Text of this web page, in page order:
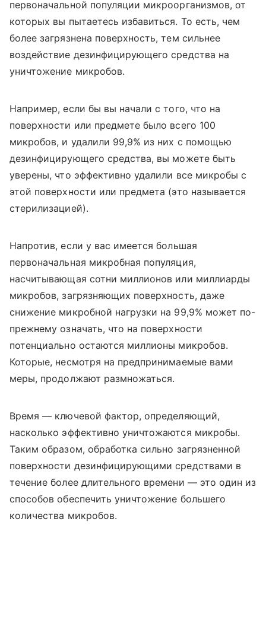
первоначальной популяции микроорганизмов, от
которых вы пытаетесь избавиться. То есть, чем
более загрязнена поверхность, тем сильнее
воздействие дезинфицирующего средства на
уничтожение микробов.
Например, если бы вы начали с того, что на
поверхности или предмете было всего 100
микробов, и удалили 99,9% из них с помощью
дезинфицирующего средства, вы можете быть
уверены, что эффективно удалили все микробы с
этой поверхности или предмета (это называется
стерилизацией).
Напротив, если у вас имеется большая
первоначальная микробная популяция,
насчитывающая сотни миллионов или миллиарды
микробов, загрязняющих поверхность, даже
снижение микробной нагрузки на 99,9% может по-
прежнему означать, что на поверхности
потенциально остаются миллионы микробов.
Которые, несмотря на предпринимаемые вами
меры, продолжают размножаться.
Время — ключевой фактор, определяющий,
насколько эффективно уничтожаются микробы.
Таким образом, обработка сильно загрязненной
поверхности дезинфицирующими средствами в
течение более длительного времени — это один из
способов обеспечить уничтожение большего
количества микробов.